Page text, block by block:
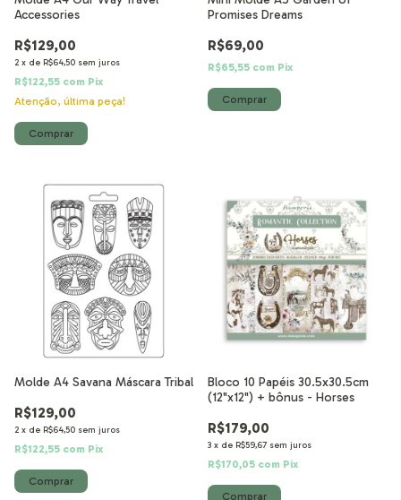
Accessories
R$129,00
2 x de R$64,50 sem juros
R$122,55 com Pix
Atenção, última peça!
Promises Dreams
R$69,00
R$65,55 com Pix
Molde A4 Savana Máscara Tribal
R$129,00
2 x de R$64,50 sem juros
R$122,55 com Pix
Bloco 10 Papéis 30.5x30.5cm
(12"x12") + bônus - Horses
R$179,00
3 x de R$59,67 sem juros
R$170,05 com Pix